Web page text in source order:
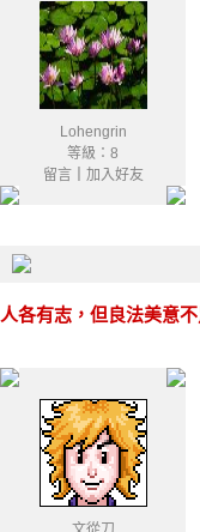
Lohengrin
等級：8
留言｜ 加入好友
人各有志，但良法美意